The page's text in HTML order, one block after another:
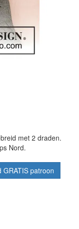
met 2 draden.
Nord.
GRATIS patroon